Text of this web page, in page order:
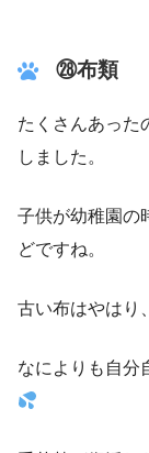
㉘布類
たくさんあった
しました。
子供が幼稚園の
どですね。
古い布はやはり
なによりも自分